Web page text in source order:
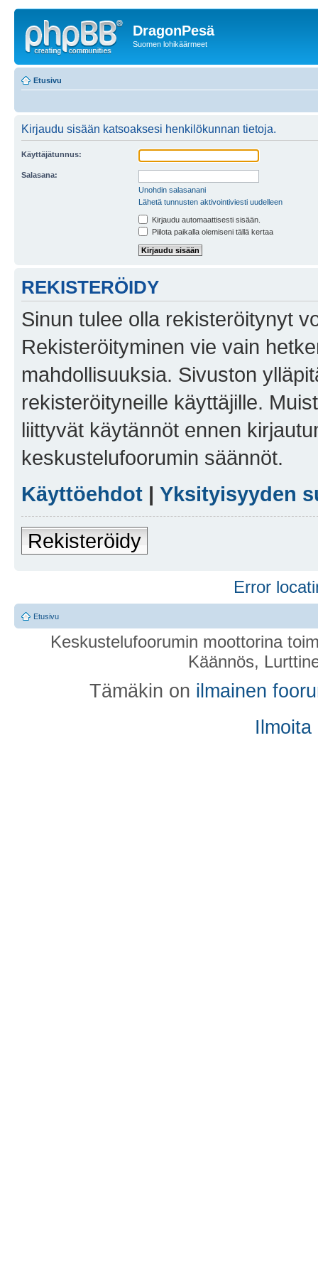
DragonPesä
Suomen lohikäärmeet
Etusivu
Kirjaudu sisään katsoaksesi henkilökunnan tietoja.
Käyttäjätunnus:
Salasana:
Unohdin salasanani
Lähetä tunnusten aktivointiviesti uudelleen
Kirjaudu automaattisesti sisään.
Piilota paikalla olemiseni tällä kertaa
REKISTERÖIDY
Sinun tulee olla rekisteröitynyt
Rekisteröityminen vie vain
mahdollisuuksia. Sivuston
rekisteröityneille käyttäjille.
liittyvät käytännöt ennen
keskustelufoorumin säännöt.
Käyttöehdot | Yksityisyyden
Rekisteröidy
Error
Etusivu
Keskustelufoorumin moottorina
Käännös,
Tämäkin on ilmainen